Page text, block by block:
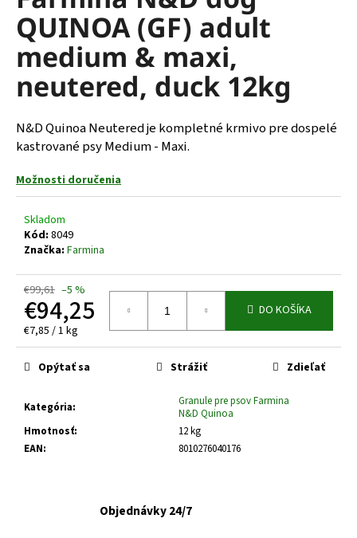
0,0
z
hviezdičiek.
QUINOA (GF) adult
medium & maxi,
neutered, duck 12kg
N&D Quinoa Neutered je kompletné krmivo pre dospelé
kastrované psy Medium - Maxi.
Možnosti doručenia
Skladom
Kód: 8049
Značka: Farmina
€99,61 –5 %
€94,25
Jednotková
cena:
€7,85 / 1 kg
DO KOŠÍKA
Kategória:
Granule pre psov Farmina
N&D Quinoa
Hmotnosť:
12 kg
EAN: 8010276040176
Opýtať sa Strážiť Zdieľať
Objednávky 24/7
á
j
s
ť
?
HĽADAŤ
O
d
p
o
ú
a
e